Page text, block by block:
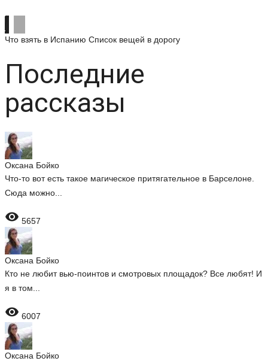
Что взять в Испанию Список вещей в дорогу
Последние
рассказы
Оксана Бойко
Что-то вот есть такое магическое притягательное в Барселоне.
Сюда можно...
 5657
Оксана Бойко
Кто не любит вью-поинтов и смотровых площадок? Все любят! И
я в том...
 6007
Оксана Бойко